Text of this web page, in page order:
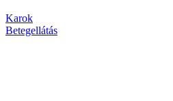
Karok
Betegellátás